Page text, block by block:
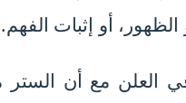
أو إثبات الفهم.
العلن مع أن